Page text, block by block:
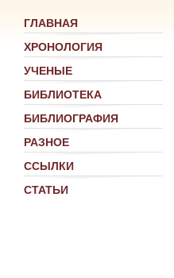
ГЛАВНАЯ
ХРОНОЛОГИЯ
УЧЕНЫЕ
БИБЛИОТЕКА
БИБЛИОГРАФИЯ
РАЗНОЕ
ССЫЛКИ
СТАТЬИ